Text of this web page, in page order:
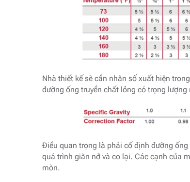
Nhà thiết kế sẽ cần nhân số xuất hiện
đường ống truyền chất lỏng có trọng lượng
Điều quan trọng là phải cố định đường
quá trình giãn nở và co lại. Các cạnh của
mòn.